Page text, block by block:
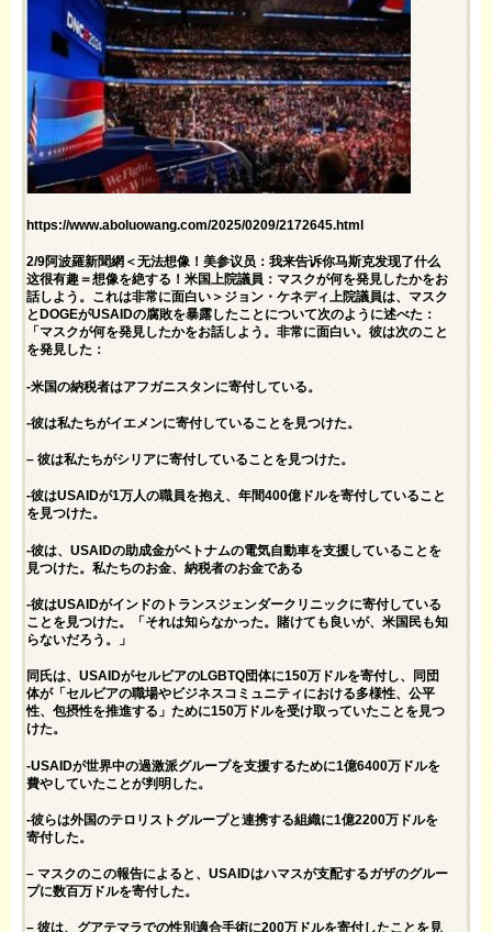
https://www.aboluowang.com/2025/0209/2172645.html
2/9阿波羅新聞網＜无法想像！美参议员：我来告诉你马斯克发现了什么
这很有趣＝想像を絶する！米国上院議員：マスクが何を発見したかをお
話しよう。これは非常に面白い＞ジョン・ケネディ上院議員は、マスク
とDOGEがUSAIDの腐敗を暴露したことについて次のように述べた：
「マスクが何を発見したかをお話しよう。非常に面白い。彼は次のこと
を発見した：
-米国の納税者はアフガニスタンに寄付している。
-彼は私たちがイエメンに寄付していることを見つけた。
– 彼は私たちがシリアに寄付していることを見つけた。
-彼はUSAIDが1万人の職員を抱え、年間400億ドルを寄付していること
を見つけた。
-彼は、USAIDの助成金がベトナムの電気自動車を支援していることを
見つけた。私たちのお金、納税者の​​お金である
-彼はUSAIDがインドのトランスジェンダークリニックに寄付している
ことを見つけた。「それは知らなかった。賭けても良いが、米国民も知
らないだろう。」
同氏は、USAIDがセルビアのLGBTQ団体に150万ドルを寄付し、同団
体が「セルビアの職場やビジネスコミュニティにおける多様性、公平
性、包摂性を推進する」ために150万ドルを受け取っていたことを見つ
けた。
-USAIDが世界中の過激派グループを支援するために1億6400万ドルを
費やしていたことが判明した。
-彼らは外国のテロリストグループと連携する組織に1億2200万ドルを
寄付した。
– マスクのこの報告によると、USAIDはハマスが支配するガザのグルー
プに数百万ドルを寄付した。
– 彼は、グアテマラでの性別適合手術に200万ドルを寄付したことを見